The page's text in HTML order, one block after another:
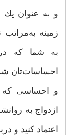
و به عنوان
زمینه
به شما كه
احساسات‌تان
و احساسی كه
ازدواج به
اعتماد كنید و